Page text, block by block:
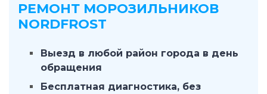
РЕМОНТ МОРОЗИЛЬНИКОВ
NORDFROST
Выезд в любой район города в день
обращения
Бесплатная диагностика, без